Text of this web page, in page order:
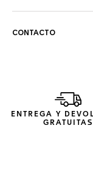
satinada con
becerro marrón
complicaciones
CONTACTO
ENTREGA Y
GRATUITAS